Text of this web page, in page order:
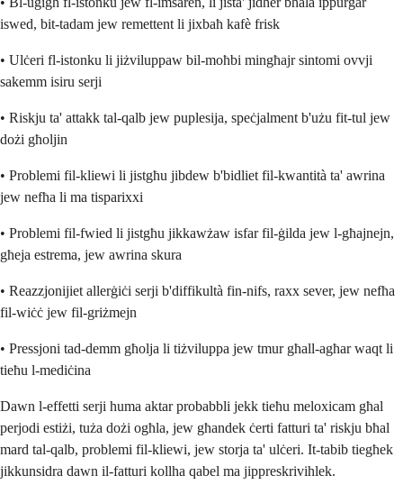
iswed, bit-tadam jew remettent li jixbaħ kafè frisk
• Ulċeri fl-istonku li jiżviluppaw bil-moħbi mingħajr sintomi ovvji
sakemm isiru serji
• Riskju ta' attakk tal-qalb jew puplesija, speċjalment b'użu fit-tul jew
dożi għoljin
• Problemi fil-kliewi li jistgħu jibdew b'bidliet fil-kwantità ta' awrina
jew nefħa li ma tisparixxi
• Problemi fil-fwied li jistgħu jikkawżaw isfar fil-ġilda jew l-għajnejn,
għeja estrema, jew awrina skura
• Reazzjonijiet allerġiċi serji b'diffikultà fin-nifs, raxx sever, jew nefħa
fil-wiċċ jew fil-griżmejn
• Pressjoni tad-demm għolja li tiżviluppa jew tmur għall-agħar waqt li
tieħu l-mediċina
Dawn l-effetti serji huma aktar probabbli jekk tieħu meloxicam għal
perjodi estiżi, tuża dożi ogħla, jew għandek ċerti fatturi ta' riskju bħal
mard tal-qalb, problemi fil-kliewi, jew storja ta' ulċeri. It-tabib tiegħek
jikkunsidra dawn il-fatturi kollha qabel ma jippreskrivihlek.